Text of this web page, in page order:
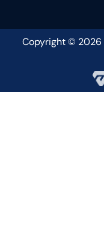
Copyright © 2026